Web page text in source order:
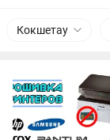
Кокшетау